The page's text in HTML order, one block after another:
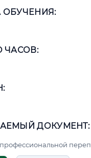
ЧАСОВ:
ДОКУМЕНТ: